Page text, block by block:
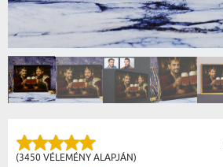
(3450 VÉLEMÉNY ALAPJÁN)